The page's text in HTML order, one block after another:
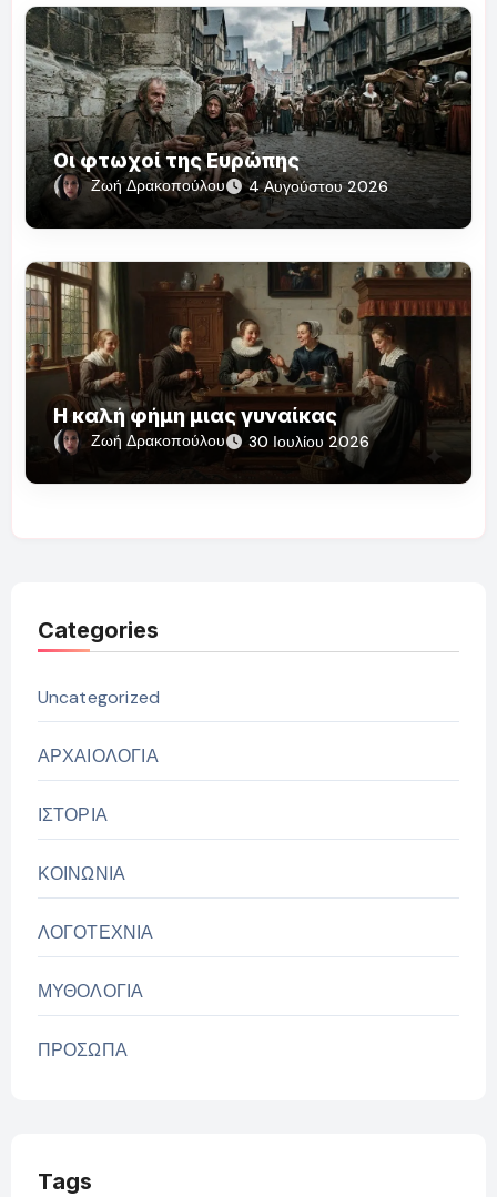
Οι φτωχοί της Ευρώπης
Ζωή Δρακοπούλου 4 Αυγούστου 2026
Η καλή φήμη μιας γυναίκας
Ζωή Δρακοπούλου 30 Ιουλίου 2026
Categories
Uncategorized
ΑΡΧΑΙΟΛΟΓΙΑ
ΙΣΤΟΡΙΑ
ΚΟΙΝΩΝΙΑ
ΛΟΓΟΤΕΧΝΙΑ
ΜΥΘΟΛΟΓΙΑ
ΠΡΟΣΩΠΑ
Tags